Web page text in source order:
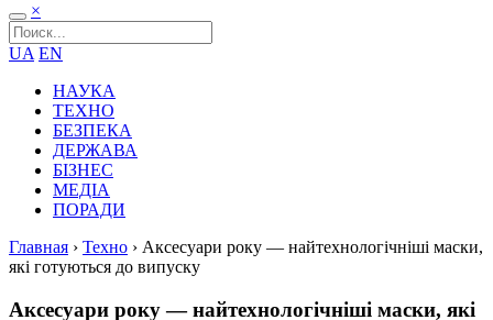
×
UA EN
НАУКА
ТЕХНО
БЕЗПЕКА
ДЕРЖАВА
БІЗНЕС
МЕДІА
ПОРАДИ
Главная › Техно › Аксесуари року — найтехнологічніші маски,
які готуються до випуску
Аксесуари року — найтехнологічніші маски, які